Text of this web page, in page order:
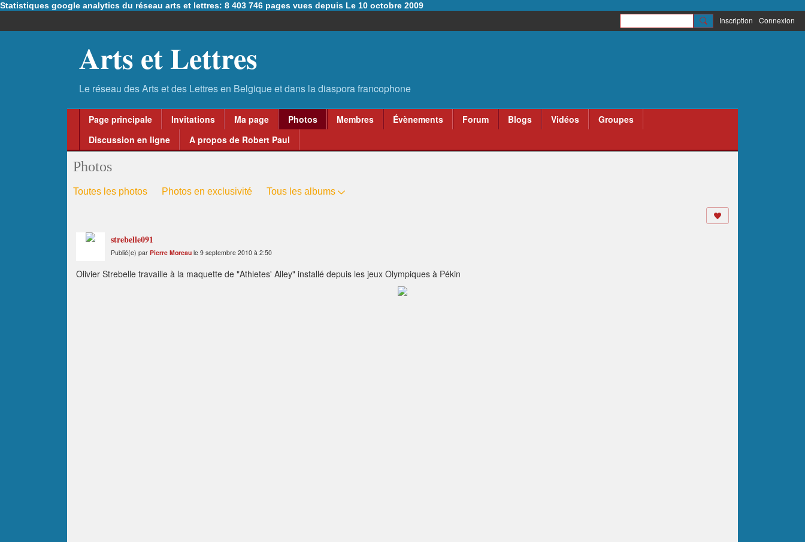
Statistiques google analytics du réseau arts et lettres: 8 403 746 pages vues depuis Le 10 octobre 2009
Inscription Connexion
Arts et Lettres
Page principale Invitations Ma page Photos Membres Évènements Forum Blogs Vidéos
Groupes
Discussion en ligne
A propos de Robert Paul
Photos
Toutes les photos Photos en exclusivité Tous les albums
strebelle091
Publié(e) par Pierre Moreau le 9 septembre 2010 à 2:50
Olivier Strebelle travaille à la maquette de "Athletes' Alley" installé depuis les jeux Olympiques à Pékin